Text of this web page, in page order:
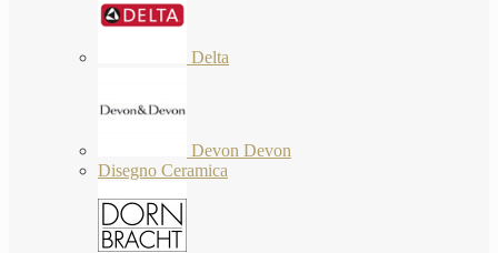
Delta
Devon Devon
Disegno Ceramica